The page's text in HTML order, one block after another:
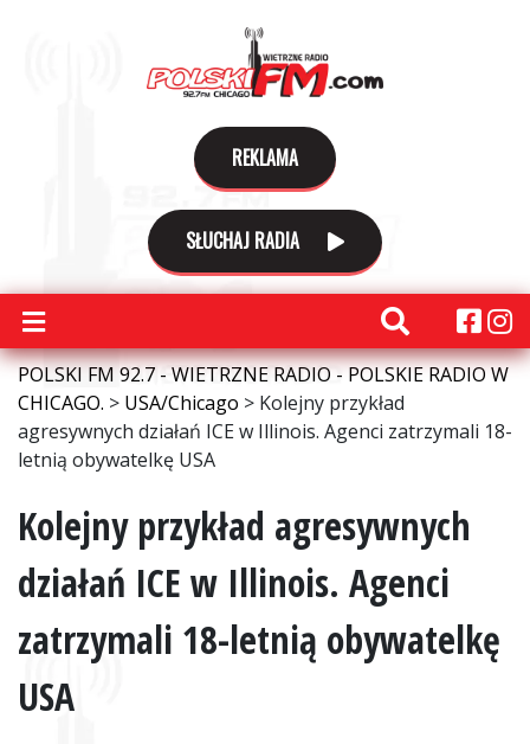
REKLAMA
SŁUCHAJ RADIA
POLSKI FM 92.7 - WIETRZNE RADIO - POLSKIE RADIO W
CHICAGO. > USA/Chicago > Kolejny przykład
agresywnych działań ICE w Illinois. Agenci zatrzymali 18-
letnią obywatelkę USA
Kolejny przykład agresywnych
działań ICE w Illinois. Agenci
zatrzymali 18-letnią obywatelkę
USA